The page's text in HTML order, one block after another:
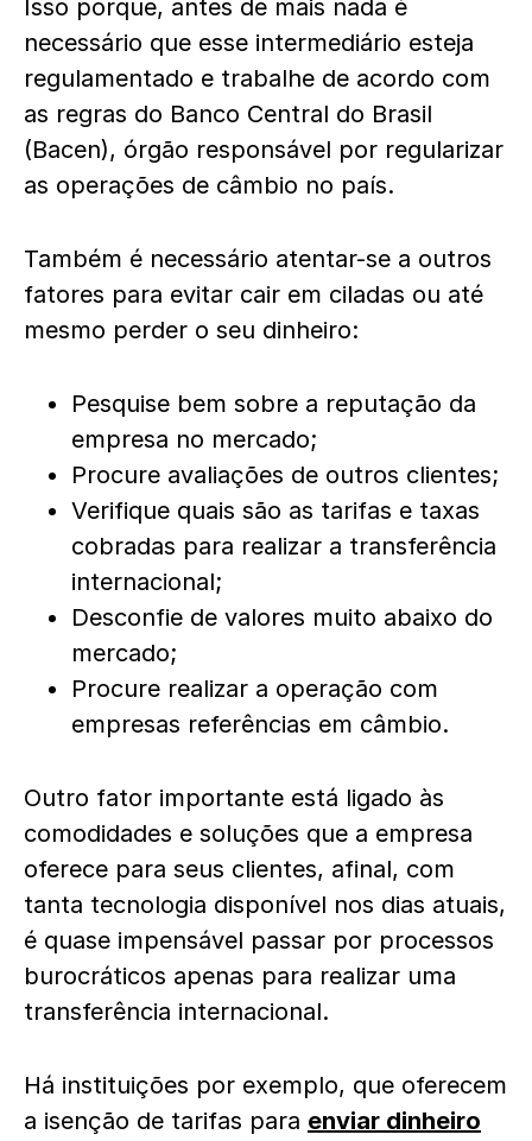
Isso porque, antes de mais nada é
necessário que esse intermediário esteja
regulamentado e trabalhe de acordo com
as regras do Banco Central do Brasil
(Bacen), órgão responsável por regularizar
as operações de câmbio no país.
Também é necessário atentar-se a outros
fatores para evitar cair em ciladas ou até
mesmo perder o seu dinheiro:
Pesquise bem sobre a reputação da
empresa no mercado;
Procure avaliações de outros clientes;
Verifique quais são as tarifas e taxas
cobradas para realizar a transferência
internacional;
Desconfie de valores muito abaixo do
mercado;
Procure realizar a operação com
empresas referências em câmbio.
Outro fator importante está ligado às
comodidades e soluções que a empresa
oferece para seus clientes, afinal, com
tanta tecnologia disponível nos dias atuais,
é quase impensável passar por processos
burocráticos apenas para realizar uma
transferência internacional.
Há instituições por exemplo, que oferecem
a isenção de tarifas para enviar dinheiro